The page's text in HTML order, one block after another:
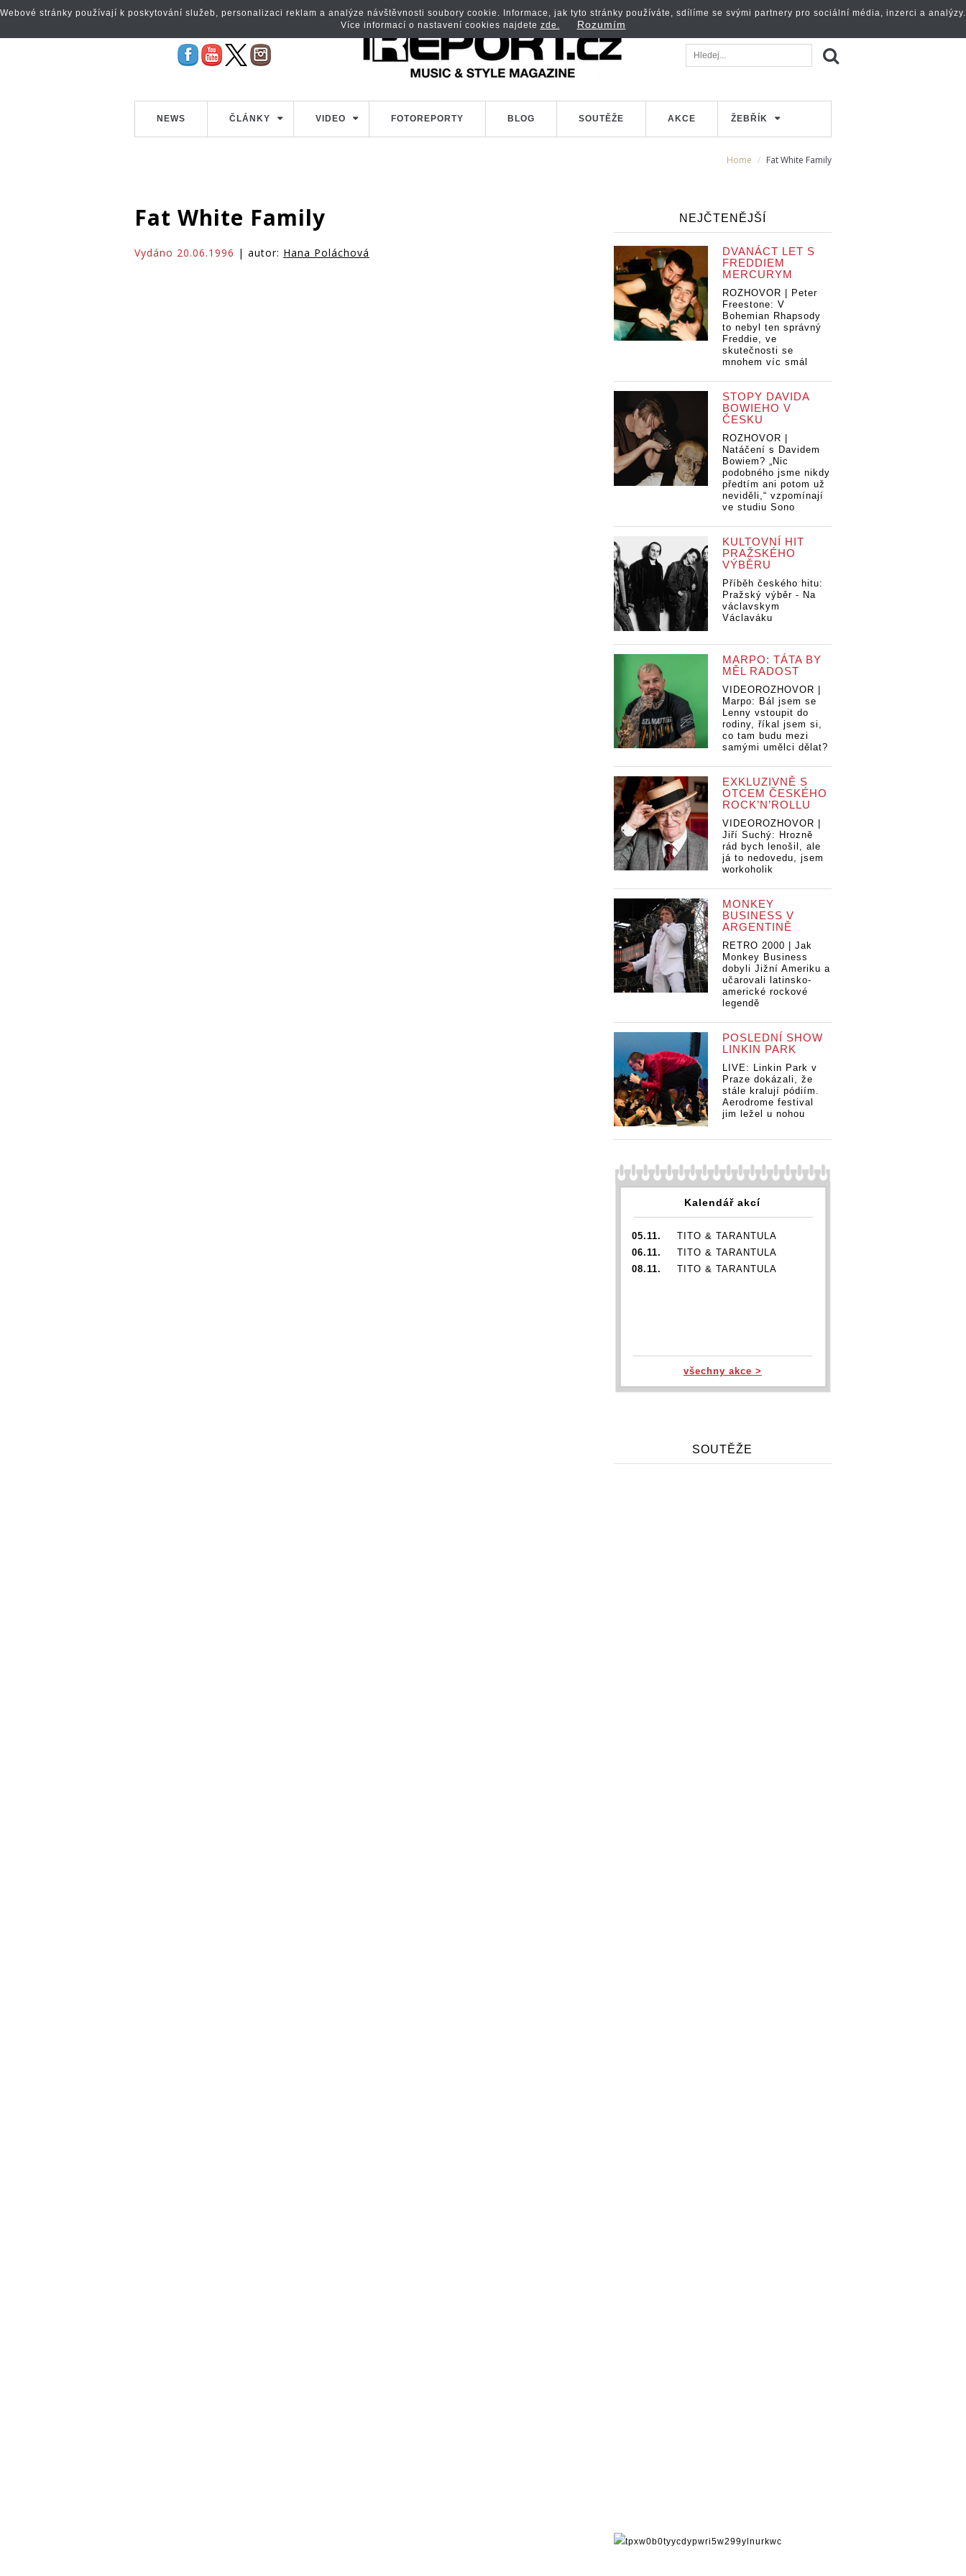
NEWS ČLÁNKY VIDEO FOTOREPORTY BLOG SOUTĚŽE AKCE ŽEBŘÍK
Home Fat White Family
Fat White Family
Vydáno 20.06.1996 | autor: Hana Poláchová
NEJČTENĚJŠÍ
DVANÁCT LET S
FREDDIEM
MERCURYM
ROZHOVOR | Peter
Freestone: V
Bohemian Rhapsody
to nebyl ten správný
Freddie, ve
skutečnosti se
mnohem víc smál
STOPY DAVIDA
BOWIEHO V
ČESKU
ROZHOVOR |
Natáčení s Davidem
Bowiem? „Nic
podobného jsme nikdy
předtím ani potom už
neviděli,“ vzpomínají
ve studiu Sono
KULTOVNÍ HIT
PRAŽSKÉHO
VÝBĚRU
Příběh českého hitu:
Pražský výběr - Na
václavskym
Václaváku
MARPO: TÁTA BY
MĚL RADOST
VIDEOROZHOVOR |
Marpo: Bál jsem se
Lenny vstoupit do
rodiny, říkal jsem si,
co tam budu mezi
samými umělci dělat?
EXKLUZIVNĚ S
OTCEM ČESKÉHO
ROCK’N’ROLLU
VIDEOROZHOVOR |
Jiří Suchý: Hrozně
rád bych lenošil, ale
já to nedovedu, jsem
workoholik
MONKEY
BUSINESS V
ARGENTINĚ
RETRO 2000 | Jak
Monkey Business
dobyli Jižní Ameriku a
učarovali latinsko-
americké rockové
legendě
POSLEDNÍ SHOW
LINKIN PARK
LIVE: Linkin Park v
Praze dokázali, že
stále kralují pódiím.
Aerodrome festival
jim ležel u nohou
Kalendář akcí
05.11.
TITO & TARANTULA
06.11.
TITO & TARANTULA
08.11.
TITO & TARANTULA
všechny akce >
SOUTĚŽE
Webové stránky používají k poskytování služeb, personalizaci reklam a analýze návštěvnosti soubory cookie. Informace, jak tyto stránky používáte, sdílíme se svými partnery pro sociální média, inzerci a analýzy.
Více informací o nastavení cookies najdete zde. Rozumím